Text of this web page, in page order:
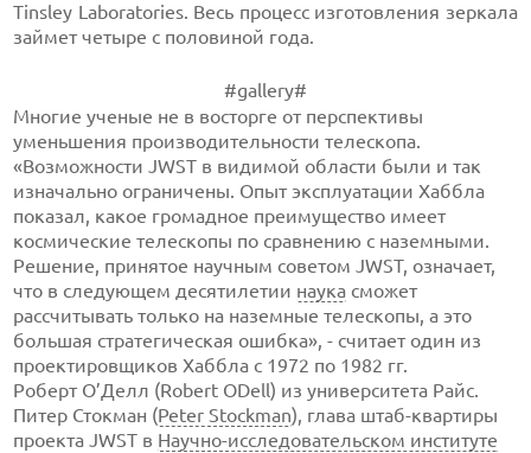
Tinsley Laboratories. Весь процесс изготовления зеркала
займет четыре с половиной года.
#gallery#
Многие ученые не в восторге от перспективы
уменьшения производительности телескопа.
«Возможности JWST в видимой области были и так
изначально ограничены. Опыт эксплуатации Хаббла
показал, какое громадное преимущество имеет
космические телескопы по сравнению с наземными.
Решение, принятое научным советом JWST, означает,
что в следующем десятилетии наука сможет
рассчитывать только на наземные телескопы, а это
большая стратегическая ошибка», - считает один из
проектировщиков Хаббла с 1972 по 1982 гг.
Роберт О’Делл (Robert ODell) из университета Райс.
Питер Стокман (Peter Stockman), глава штаб-квартиры
проекта JWST в Научно-исследовательском институте